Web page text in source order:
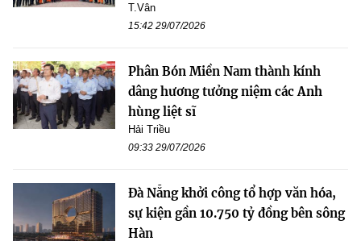
T.Vân
15:42 29/07/2026
Phân Bón Miền Nam thành kính
dâng hương tưởng niệm các Anh
hùng liệt sĩ
Hải Triều
09:33 29/07/2026
Đà Nẵng khởi công tổ hợp văn hóa,
sự kiện gần 10.750 tỷ đồng bên sông
Hàn